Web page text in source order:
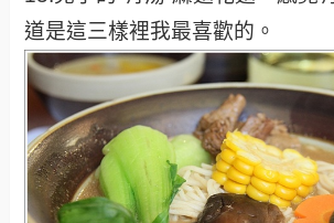
道是這三樣裡我最喜歡的。